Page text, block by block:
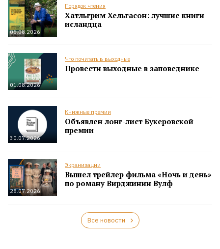
05.08.2026
Порядок чтения
Хатльгрим Хельгасон: лучшие книги
исландца
01.08.2026
Что почитать в выходные
Провести выходные в заповеднике
30.07.2026
Книжные премии
Объявлен лонг-лист Букеровской
премии
28.07.2026
Экранизации
Вышел трейлер фильма «Ночь и день»
по роману Вирджинии Вулф
Все новости